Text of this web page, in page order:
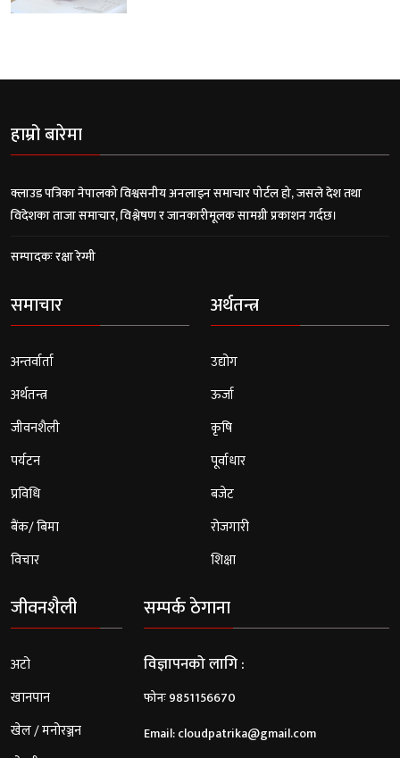
हाम्रो बारेमा
क्लाउड पत्रिका नेपालको विश्वसनीय अनलाइन समाचार पोर्टल हो, जसले देश तथा
विदेशका ताजा समाचार, विश्लेषण र जानकारीमूलक सामग्री प्रकाशन गर्दछ।
सम्पादकः रक्षा रेग्मी
समाचार
अन्तर्वार्ता
अर्थतन्त्र
जीवनशैली
पर्यटन
प्रविधि
बैंक/ बिमा
विचार
अर्थतन्त्र
उद्योग
ऊर्जा
कृषि
पूर्वाधार
बजेट
रोजगारी
शिक्षा
जीवनशैली
अटो
खानपान
खेल / मनोरञ्जन
सम्पर्क ठेगाना
विज्ञापनको लागि :
फोनः 9851156670
Email:cloudpatrika@gmail.com